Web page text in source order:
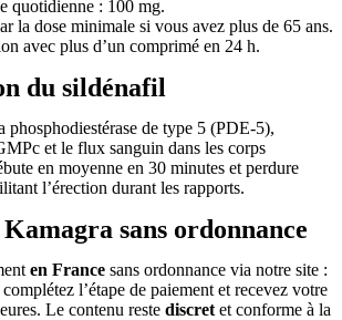
quotidienne : 100 mg.
la dose minimale si vous avez plus de 65 ans.
avec plus d’un comprimé en 24 h.
du sildénafil
de type 5 (PDE-5),
et le flux sanguin dans les corps
en moyenne en 30 minutes et perdure
l’érection durant les rapports.
sans ordonnance
en France sans ordonnance via notre site :
l’étape de paiement et recevez votre
Le contenu reste discret et conforme à la